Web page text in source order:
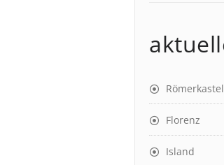
Florenz
Island